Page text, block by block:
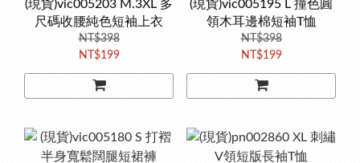
(現貨)vic005203 M.3XL 多
尺碼收腰純色短袖上衣
NT$398
NT$199
(現貨)vic005195 L 撞色圓
領木耳邊棉短袖T恤
NT$398
NT$199